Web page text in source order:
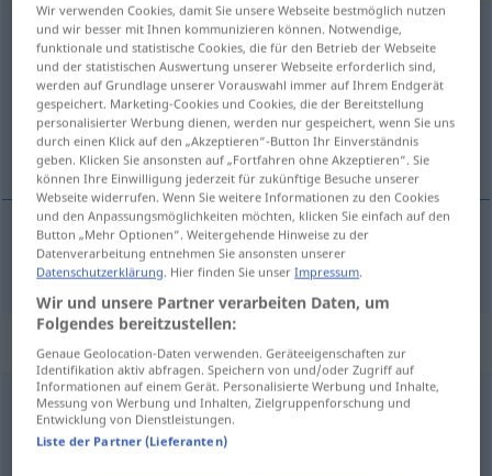
mauscheln [ˈmaʊʃəln] v/i UMG
Übersicht aller Übersetzungen
(Für mehr Details die Übersetzung anklicken/antippen)
hacer chanchullos
hacerchanchullos mauscheln UMG
Synonyme für "mauscheln"
tricksen,mogeln,täuschen schummeln schwindeln
Wir verwenden Cookies, damit Sie unsere Webseite bestmöglich nutzen
und wir besser mit Ihnen kommunizieren können. Notwendige,
funktionale und statistische Cookies, die für den Betrieb der Webseite
und der statistischen Auswertung unserer Webseite erforderlich sind,
werden auf Grundlage unserer Vorauswahl immer auf Ihrem Endgerät
gespeichert. Marketing-Cookies und Cookies, die der Bereitstellung
personalisierter Werbung dienen, werden nur gespeichert, wenn Sie uns
durch einen Klick auf den „Akzeptieren“-Button Ihr Einverständnis
geben. Klicken Sie ansonsten auf „Fortfahren ohne Akzeptieren“. Sie
können Ihre Einwilligung jederzeit für zukünftige Besuche unserer
Webseite widerrufen. Wenn Sie weitere Informationen zu den Cookies
und den Anpassungsmöglichkeiten möchten, klicken Sie einfach auf den
Button „Mehr Optionen“. Weitergehende Hinweise zu der
Datenverarbeitung entnehmen Sie ansonsten unserer
Datenschutzerklärung. Hier finden Sie unserImpressum.
Wir und unsere Partner verarbeiten Daten, um
Folgendes bereitzustellen:
Genaue Geolocation-Daten verwenden. Geräteeigenschaften zur
Identifikation aktiv abfragen. Speichern von und/oder Zugriff auf
Informationen auf einem Gerät. Personalisierte Werbung und Inhalte,
Messung von Werbung und Inhalten, Zielgruppenforschung und
Entwicklung von Dienstleistungen.
Liste der Partner (Lieferanten)